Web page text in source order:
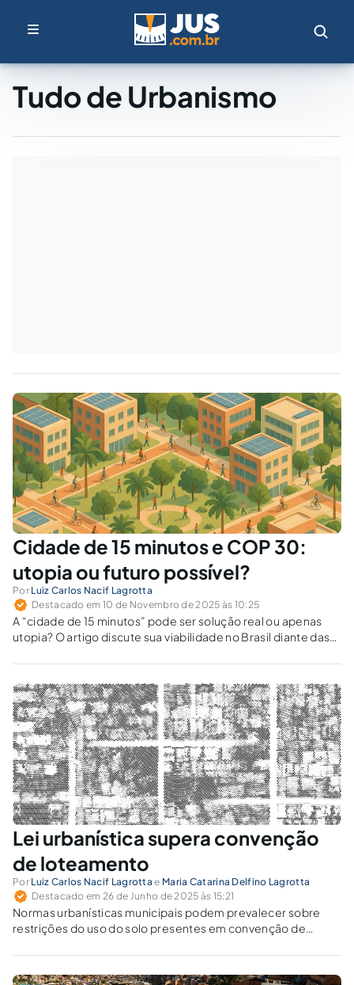
Tudo de Urbanismo
Cidade de 15 minutos e COP 30:
utopia ou futuro possível?
Por Luiz Carlos Nacif Lagrotta
Destacado em 10 de Novembro de 2025 às 10:25
A “cidade de 15 minutos” pode ser solução real ou apenas
utopia? O artigo discute sua viabilidade no Brasil diante das
Lei urbanística supera convenção
de loteamento
Por Luiz Carlos Nacif Lagrotta e Maria Catarina Delfino Lagrotta
Destacado em 26 de Junho de 2025 às 15:21
Normas urbanísticas municipais podem prevalecer sobre
restrições do uso do solo presentes em convenção de